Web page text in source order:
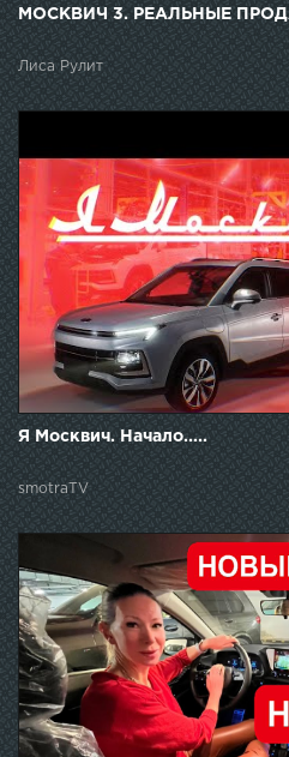
МОСКВИЧ 3. РЕАЛЬНЫЕ
Лиса Рулит
Я Москвич. Начало.....
smotraTV